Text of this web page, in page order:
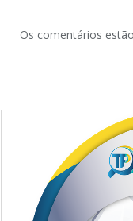
Os comentários